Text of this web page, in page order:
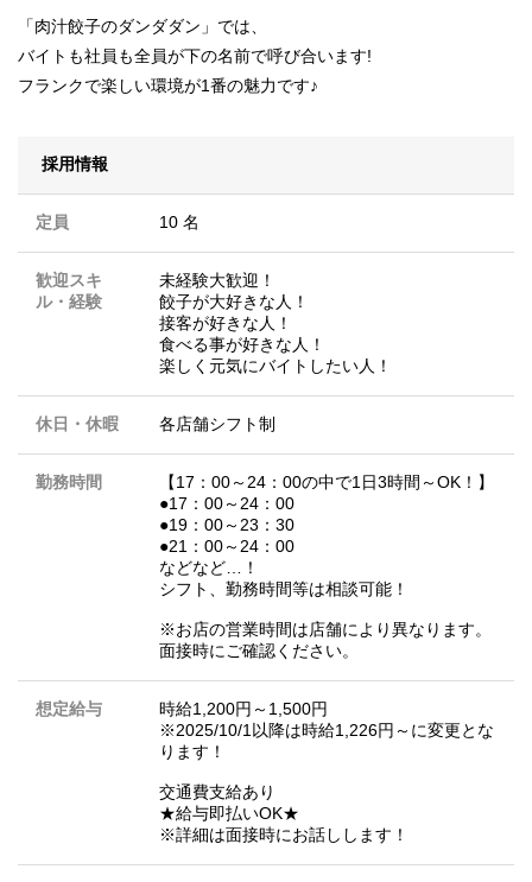
「肉汁餃子のダンダダン」では、
バイトも社員も全員が下の名前で呼び合います!
フランクで楽しい環境が1番の魅力です♪
採用情報
定員 10 名
歓迎スキ
ル・経験
未経験大歓迎！
餃子が大好きな人！
接客が好きな人！
食べる事が好きな人！
楽しく元気にバイトしたい人！
休日・休暇 各店舗シフト制
勤務時間
【17：00～24：00の中で1日3時間～OK！】
●17：00～24：00
●19：00～23：30
●21：00～24：00
などなど…！
シフト、勤務時間等は相談可能！
※お店の営業時間は店舗により異なります。
面接時にご確認ください。
想定給与
時給1,200円～1,500円
※2025/10/1以降は時給1,226円～に変更とな
ります！
交通費支給あり
★給与即払いOK★
※詳細は面接時にお話しします！